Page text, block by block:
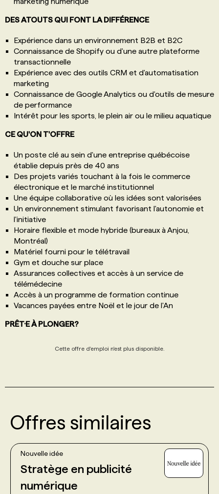
DES ATOUTS QUI FONT LA DIFFÉRENCE
Expérience dans un environnement B2B et B2C
Connaissance de Shopify ou d'une autre plateforme
transactionnelle
Expérience avec des outils CRM et d'automatisation
marketing
Connaissance de Google Analytics ou d'outils de mesure
de performance
Intérêt pour les sports, le plein air ou le milieu aquatique
CE QU'ON T'OFFRE
Un poste clé au sein d'une entreprise québécoise
établie depuis près de 40 ans
Des projets variés touchant à la fois le commerce
électronique et le marché institutionnel
Une équipe collaborative où les idées sont valorisées
Un environnement stimulant favorisant l'autonomie et
l'initiative
Horaire flexible et mode hybride (bureaux à Anjou,
Montréal)
Matériel fourni pour le télétravail
Gym et douche sur place
Assurances collectives et accès à un service de
télémédecine
Accès à un programme de formation continue
Vacances payées entre Noël et le jour de l'An
PRÊT·E À PLONGER?
Cette offre d'emploi n'est plus disponible.
Offres similaires
Nouvelle idée
Stratège en publicité
numérique